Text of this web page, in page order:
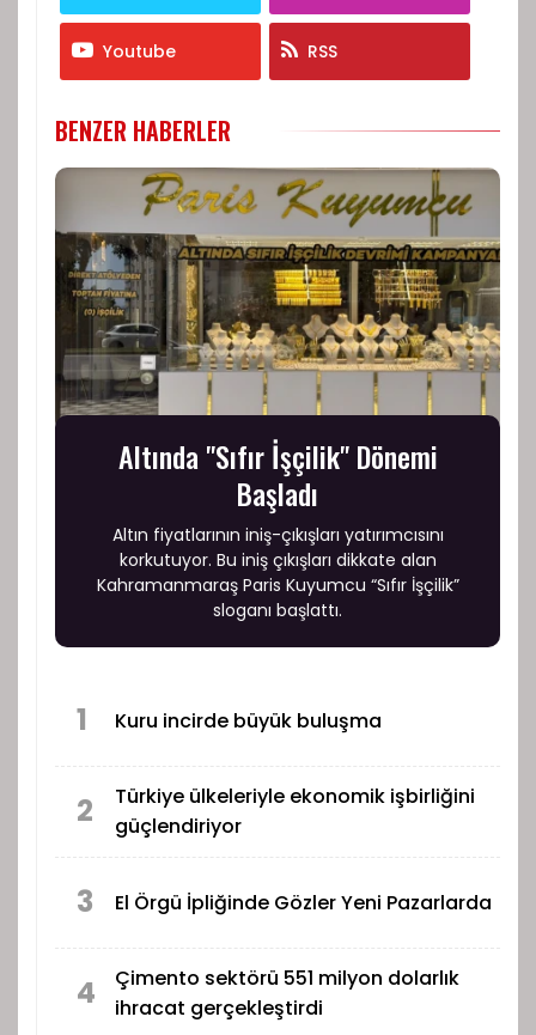
Youtube RSS
BENZER HABERLER
Altında "Sıfır İşçilik" Dönemi
Başladı
Altın fiyatlarının iniş-çıkışları yatırımcısını
korkutuyor. Bu iniş çıkışları dikkate alan
Kahramanmaraş Paris Kuyumcu “Sıfır İşçilik”
sloganı başlattı.
1 Kuru incirde büyük buluşma
2
Türkiye ülkeleriyle ekonomik işbirliğini
güçlendiriyor
3 El Örgü İpliğinde Gözler Yeni Pazarlarda
4
Çimento sektörü 551 milyon dolarlık
ihracat gerçekleştirdi